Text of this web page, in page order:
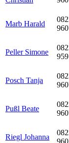
Marb Harald
Peller Simone
Posch Tanja
Pußl Beate
Riegl Johanna